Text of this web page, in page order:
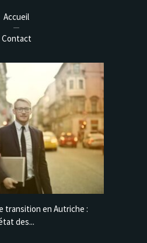
Accueil
Contact
transition en Autriche :
des...